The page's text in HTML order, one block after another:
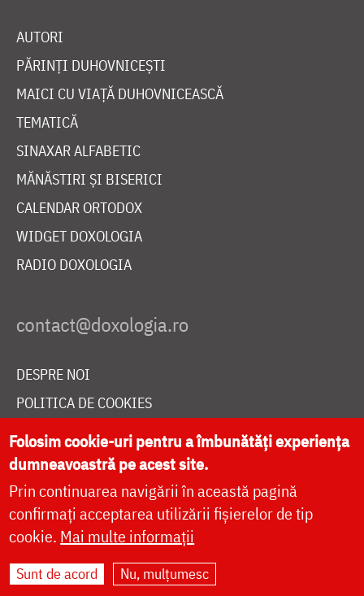
AUTORI
PĂRINȚI DUHOVNICEȘTI
MAICI CU VIAȚĂ DUHOVNICEASCĂ
TEMATICĂ
SINAXAR ALFABETIC
MĂNĂSTIRI ȘI BISERICI
CALENDAR ORTODOX
WIDGET DOXOLOGIA
RADIO DOXOLOGIA
DESPRE NOI
POLITICA DE COOKIES
DONEAZĂ ONLINE PENTRU CATEDRALA NAȚIONALĂ
LIVE
Site dezvoltat deDOXOLOGIA MEDIA
Folosim cookie-uri pentru a îmbunătăți experiența
dumneavoastră pe acest site.
Prin continuarea navigării în această pagină
confirmați acceptarea utilizării fișierelor de tip
cookie. Mai multe informații
Sunt de acord Nu, mulțumesc